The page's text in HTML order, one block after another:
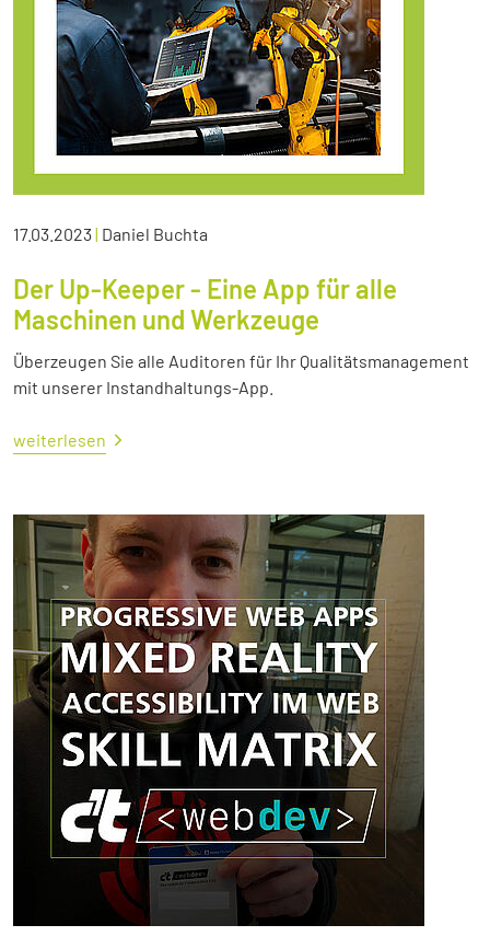
17.03.2023| Daniel Buchta
Der Up-Keeper - Eine App für alle
Maschinen und Werkzeuge
Überzeugen Sie alle Auditoren für Ihr Qualitätsmanagement
mit unserer Instandhaltungs-App.
weiterlesen